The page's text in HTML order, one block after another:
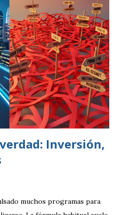
algo es mejor. Desde un punto
una forma de hacer las
por satisfacer al cliente y
y resultados. El enfoque de
en la década de los 50. En esa
de calidad centrado en
las especificaciones
rapidez). Se
para evitar que product...
Inversión,
muchos programas para